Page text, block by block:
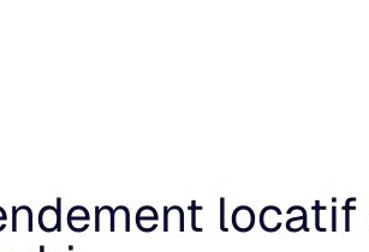
locatif